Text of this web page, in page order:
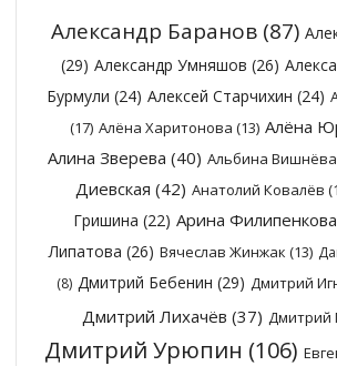
Александр Баранов(87)
(29) Александр Умняшов (26)
Бурмули (24) Алексей Старчихин (24)
(17) Алёна Харитонова (13) Алёна
Алина Зверева (40) Альбина Вишнёва
Диевская (42) Анатолий Ковалёв
Гришина (22) Арина Филипенкова
Липатова (26) Вячеслав Жинжак (13)
(8) Дмитрий Бебенин (29) Дмитрий
Дмитрий Лихачёв (37) Дмитрий
Дмитрий Урюпин (106)